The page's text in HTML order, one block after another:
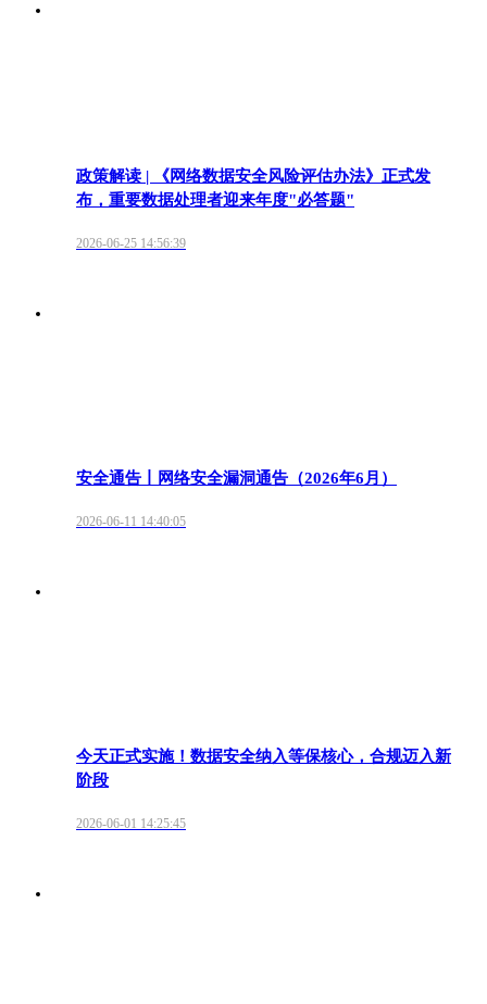
政策解读 | 《网络数据安全风险评估办法》正式发
布，重要数据处理者迎来年度"必答题"
2026-06-25 14:56:39
安全通告丨网络安全漏洞通告（2026年6月）
2026-06-11 14:40:05
今天正式实施！数据安全纳入等保核心，合规迈入新
阶段
2026-06-01 14:25:45